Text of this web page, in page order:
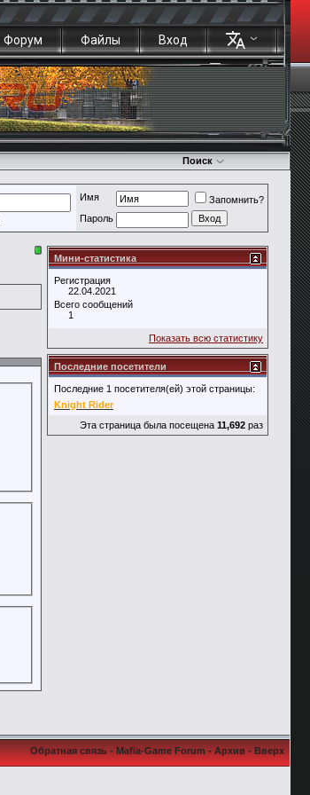
Форум Файлы Вход
Поиск
Имя
Запомнить?
Пароль
Мини-статистика
Регистрация
22.04.2021
Всего сообщений
1
Показать всю статистику
Последние посетители
Последние 1 посетителя(ей) этой страницы:
Knight Rider
Эта страница была посещена 11,692 раз
Обратная связь-Mafia-Game Forum-Архив-Вверх